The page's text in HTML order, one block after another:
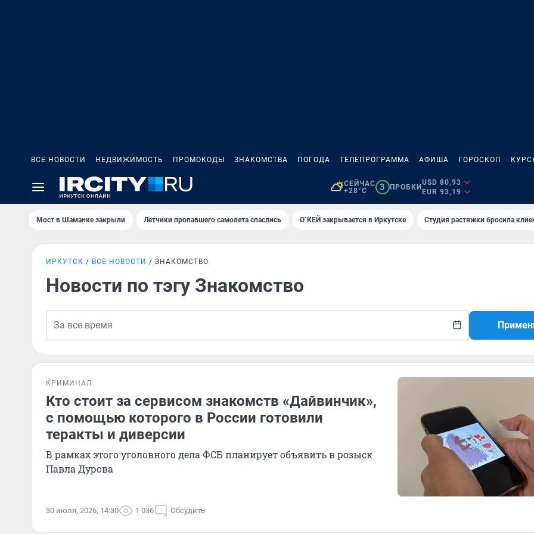
ВСЕ НОВОСТИ НЕДВИЖИМОСТЬ ПРОМОКОДЫ ЗНАКОМСТВА ПОГОДА ТЕЛЕПРОГРАММА АФИША ГОРОСКОП
СЕЙЧАС
+28°C
3 ПРОБКИ
USD 80,93
EUR 93,19
Мост в Шаманке закрыли Летчики пропавшего самолета спаслись О`КЕЙ закрывается в Иркутске Студия растяжки бросила
ИРКУТСК ВСЕ НОВОСТИ ЗНАКОМСТВО
Новости по тэгу Знакомство
КРИМИНАЛ
Кто стоит за сервисом знакомств «Дайвинчик»,
с помощью которого в России готовили
теракты и диверсии
В рамках этого уголовного дела ФСБ планирует объявить в розыск
Павла Дурова
30 июля, 2026, 14:30 1 036 Обсудить